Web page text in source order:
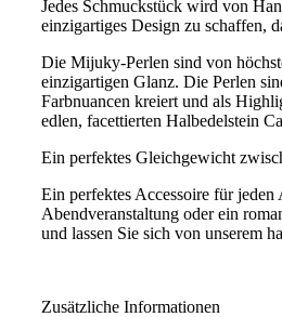
Jedes Schmuckstück wird von
einzigartiges Design zu schaffen,
Die Mijuky-Perlen sind von
einzigartigen Glanz. Die Perlen
Farbnuancen kreiert und als
edlen, facettierten Halbedelstein
Ein perfektes Gleichgewicht
Ein perfektes Accessoire für jeden
Abendveranstaltung oder ein
und lassen Sie sich von unserem
Zusätzliche Informationen